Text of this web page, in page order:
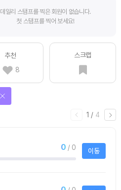
데일리 스탬프를 찍은 회원이 없습니다.
첫 스탬프를 찍어 보세요!
추천
8
스크랩
1 / 4
0 / 0 이동